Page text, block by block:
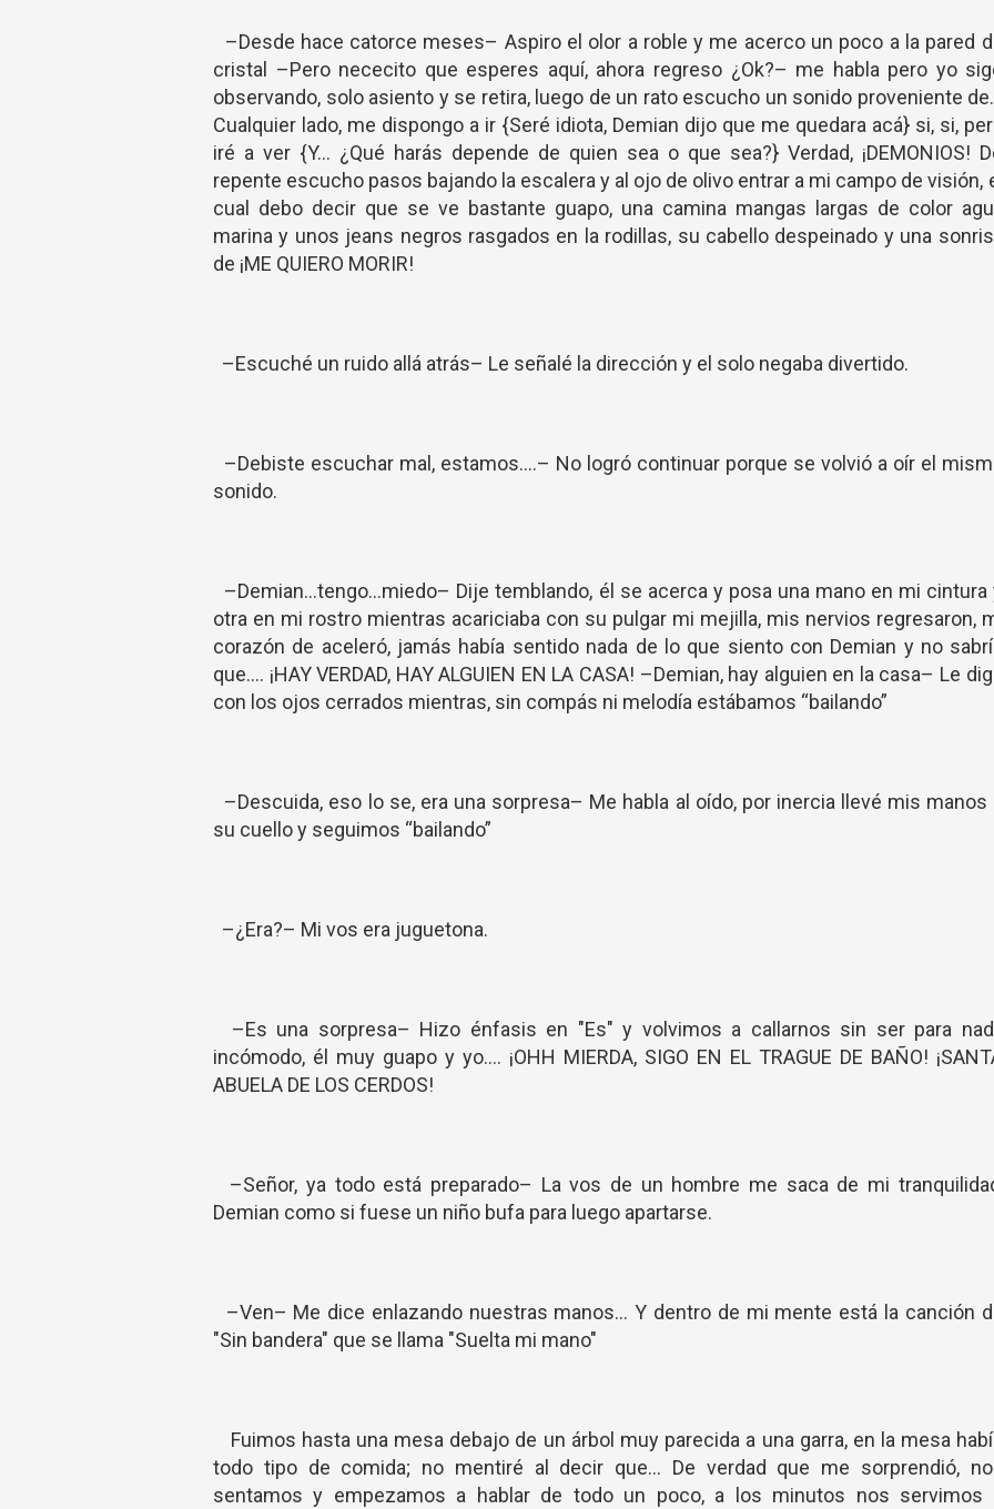
–Desde hace catorce meses– Aspiro el olor a roble y me acerco un poco a la pared
cristal –Pero nececito que esperes aquí, ahora regreso ¿Ok?– me habla pero yo
observando, solo asiento y se retira, luego de un rato escucho un sonido proveniente
Cualquier lado, me dispongo a ir {Seré idiota, Demian dijo que me quedara acá} si, si,
iré a ver {Y... ¿Qué harás depende de quien sea o que sea?} Verdad, ¡DEMONIOS!
repente escucho pasos bajando la escalera y al ojo de olivo entrar a mi campo de visión,
cual debo decir que se ve bastante guapo, una camina mangas largas de color
marina y unos jeans negros rasgados en la rodillas, su cabello despeinado y una
de ¡ME QUIERO MORIR!
–Escuché un ruido allá atrás– Le señalé la dirección y el solo negaba divertido.
–Debiste escuchar mal, estamos....– No logró continuar porque se volvió a oír el
sonido.
–Demian...tengo...miedo– Dije temblando, él se acerca y posa una mano en mi cintura
otra en mi rostro mientras acariciaba con su pulgar mi mejilla, mis nervios regresaron,
corazón de aceleró, jamás había sentido nada de lo que siento con Demian y no
que.... ¡HAY VERDAD, HAY ALGUIEN EN LA CASA! –Demian, hay alguien en la casa– Le
con los ojos cerrados mientras, sin compás ni melodía estábamos “bailando”
–Descuida, eso lo se, era una sorpresa– Me habla al oído, por inercia llevé mis manos
su cuello y seguimos “bailando”
–¿Era?– Mi vos era juguetona.
–Es una sorpresa– Hizo énfasis en "Es" y volvimos a callarnos sin ser para
incómodo, él muy guapo y yo.... ¡OHH MIERDA, SIGO EN EL TRAGUE DE BAÑO!
ABUELA DE LOS CERDOS!
–Señor, ya todo está preparado– La vos de un hombre me saca de mi
Demian como si fuese un niño bufa para luego apartarse.
–Ven– Me dice enlazando nuestras manos... Y dentro de mi mente está la canción
"Sin bandera" que se llama "Suelta mi mano"
Fuimos hasta una mesa debajo de un árbol muy parecida a una garra, en la mesa
todo tipo de comida; no mentiré al decir que... De verdad que me sorprendió,
sentamos y empezamos a hablar de todo un poco, a los minutos nos servimos